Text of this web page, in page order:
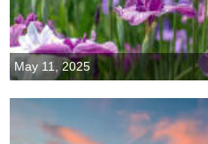
May 11, 2025